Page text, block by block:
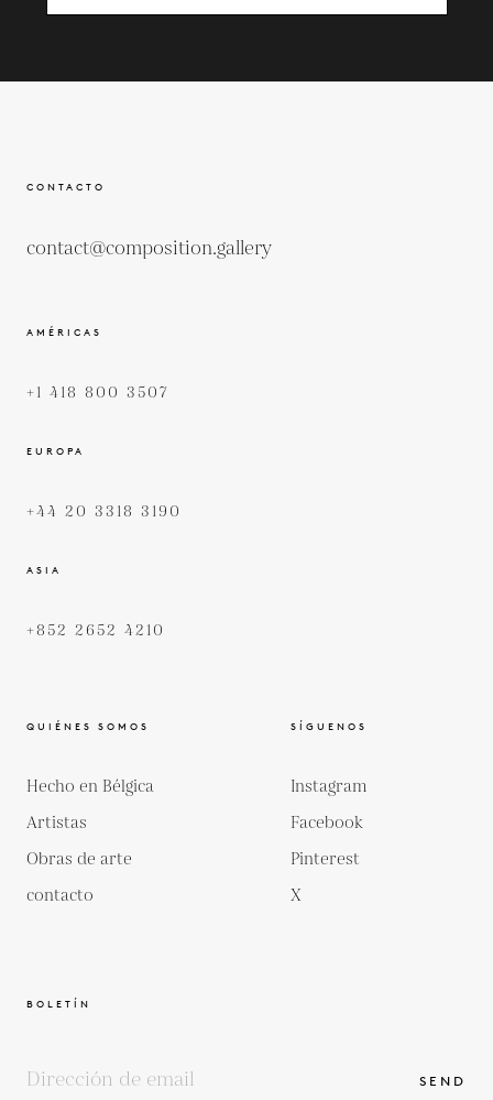
CONTACTO
contact@composition.gallery
AMÉRICAS
+1 418 800 3507
EUROPA
+44 20 3318 3190
ASIA
+852 2652 4210
QUIÉNES SOMOS
Hecho en Bélgica
Artistas
Obras de arte
contacto
SÍGUENOS
Instagram
Facebook
Pinterest
X
BOLETÍN
SEND